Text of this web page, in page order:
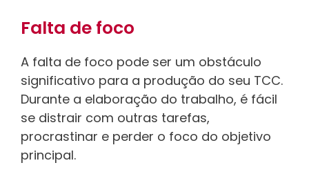
Falta de foco
A falta de foco pode ser um obstáculo
significativo para a produção do seu TCC.
Durante a elaboração do trabalho, é fácil
se distrair com outras tarefas,
procrastinar e perder o foco do objetivo
principal.